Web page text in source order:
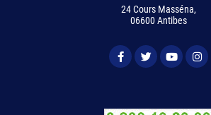
24 Cours Masséna,
06600 Antibes